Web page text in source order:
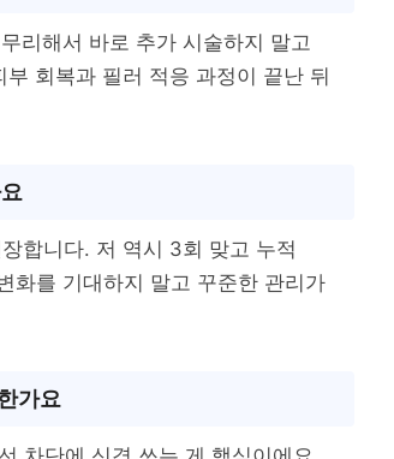
리해서 바로 추가 시술하지 말고
회복과 필러 적응 과정이 끝난 뒤
합니다. 저 역시 3회 맞고 누적
화를 기대하지 말고 꾸준한 관리가
가요